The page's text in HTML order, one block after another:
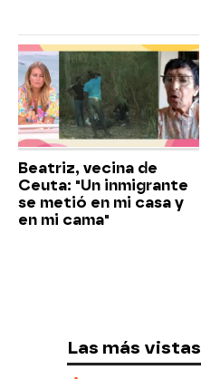
Beatriz, vecina de
Ceuta: "Un inmigrante
se metió en mi casa y
en mi cama"
Las más vistas